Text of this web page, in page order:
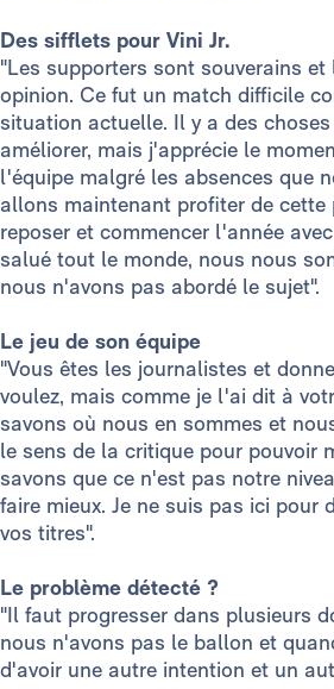
Des sifflets pour Vini Jr.
"Les supporters sont souverains
opinion. Ce fut un match difficile
situation actuelle. Il y a des
améliorer, mais j'apprécie le
l'équipe malgré les absences que
allons maintenant profiter de cette
reposer et commencer l'année
salué tout le monde, nous nous
nous n'avons pas abordé le sujet".
Le jeu de son équipe
"Vous êtes les journalistes et
voulez, mais comme je l'ai dit à
savons où nous en sommes et
le sens de la critique pour pouvoir
savons que ce n'est pas notre
faire mieux. Je ne suis pas ici pour
vos titres".
Le problème détecté ?
"Il faut progresser dans plusieurs
nous n'avons pas le ballon et
d'avoir une autre intention et un